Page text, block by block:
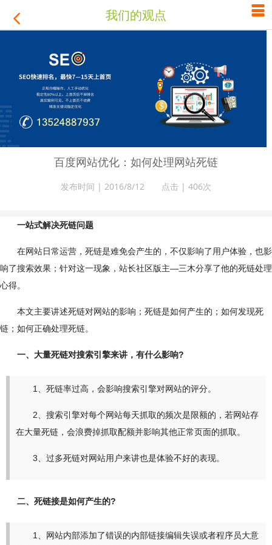
 我们的观点 
百度网站优化：如何处理网站死链
发布时间 | 2016/8/12 点击 | 406次
一站式解决死链问题
在网站日常运营，死链是难免会产生的，不仅影响了用户体验，也影
响了搜索效果；针对这一现象，站长社区版主—三木分享了他的死链处理
心得。
本文主要讲述死链对网站的影响；死链是如何产生的；如何发现死
链；如何正确处理死链。
一、大量死链对搜索引擎来讲，有什么影响?
1、死链率过高，会影响搜索引擎对网站的评分。
2、搜索引擎对每个网站每天抓取的频次是限额的，若网站存
在大量死链，会浪费掉抓取配额并影响其他正常页面的抓取。
3、过多死链对网站用户来讲也是体验不好的表现。
二、死链接是如何产生的?
1、网站内部添加了错误的内部链接编辑失误或者程序员大意